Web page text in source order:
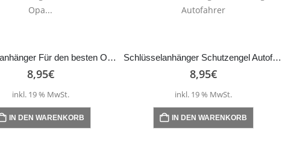
Schlüsselanhänger Für den besten Opa…
8,95€
inkl. 19 % MwSt.
IN DEN WARENKORB
Schlüsselanhänger Schutzengel Autofahrer
8,95€
inkl. 19 % MwSt.
IN DEN WARENKORB